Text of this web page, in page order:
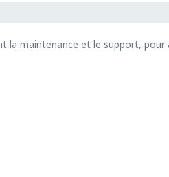
la maintenance et le support, pour